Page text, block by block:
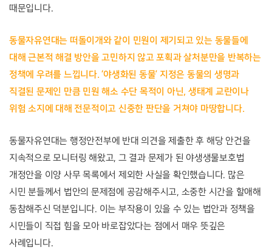
때문입니다.
동물자유연대는 떠돌이개와 같이 민원이 제기되고 있는 동물들에
대해 근본적 해결 방안을 고민하지 않고 포획과 살처분만을 반복하는
정책에 우려를 느낍니다. ‘야생화된 동물’ 지정은 동물의 생명과
직결된 문제인 만큼 민원 해소 수단 목적이 아닌, 생태계 교란이나
위험 소지에 대해 전문적이고 신중한 판단을 거쳐야 마땅합니다.
동물자유연대는 행정안전부에 반대 의견을 제출한 후 해당 안건을
지속적으로 모니터링 해왔고, 그 결과 문제가 된 야생생물보호법
개정안을 이양 사무 목록에서 제외한 사실을 확인했습니다. 많은
시민 분들께서 법안의 문제점에 공감해주시고, 소중한 시간을 할애해
동참해주신 덕분입니다. 이는 부작용이 있을 수 있는 법안과 정책을
시민들이 직접 힘을 모아 바로잡았다는 점에서 매우 뜻깊은
사례입니다.